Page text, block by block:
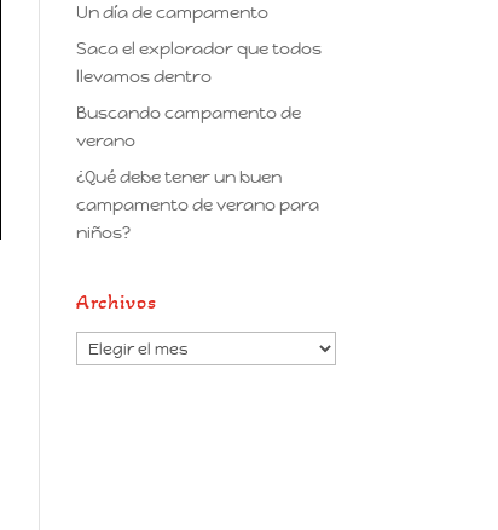
Un día de campamento
Saca el explorador que todos
llevamos dentro
Buscando campamento de
verano
¿Qué debe tener un buen
campamento de verano para
niños?
Archivos
Archivos